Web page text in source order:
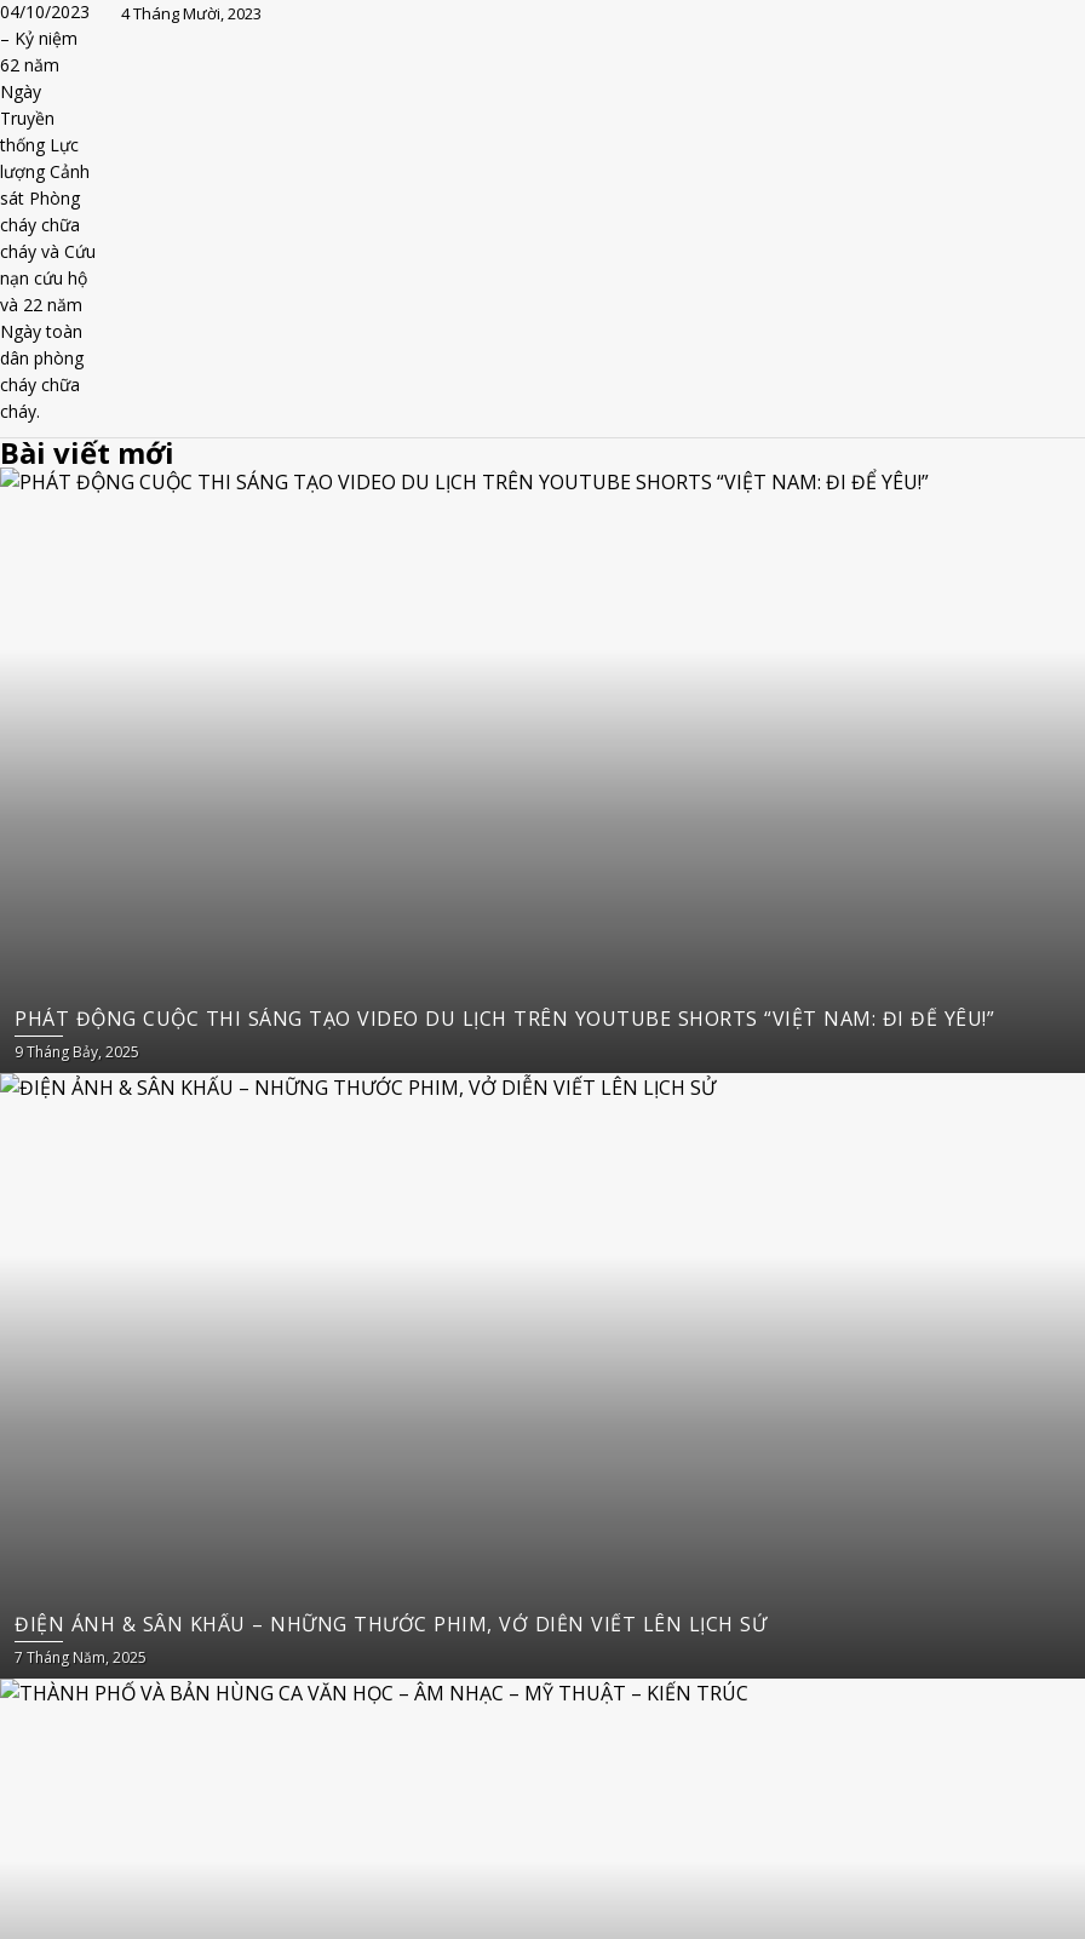
4 Tháng Mười, 2023
Bài viết mới
PHÁT ĐỘNG CUỘC THI SÁNG TẠO VIDEO DU LỊCH TRÊN YOUTUBE SHORTS “VIỆT NAM: ĐI ĐỂ YÊU!”
9 Tháng Bảy, 2025
ĐIỆN ẢNH & SÂN KHẤU – NHỮNG THƯỚC PHIM, VỞ DIỄN VIẾT LÊN LỊCH SỬ
7 Tháng Năm, 2025